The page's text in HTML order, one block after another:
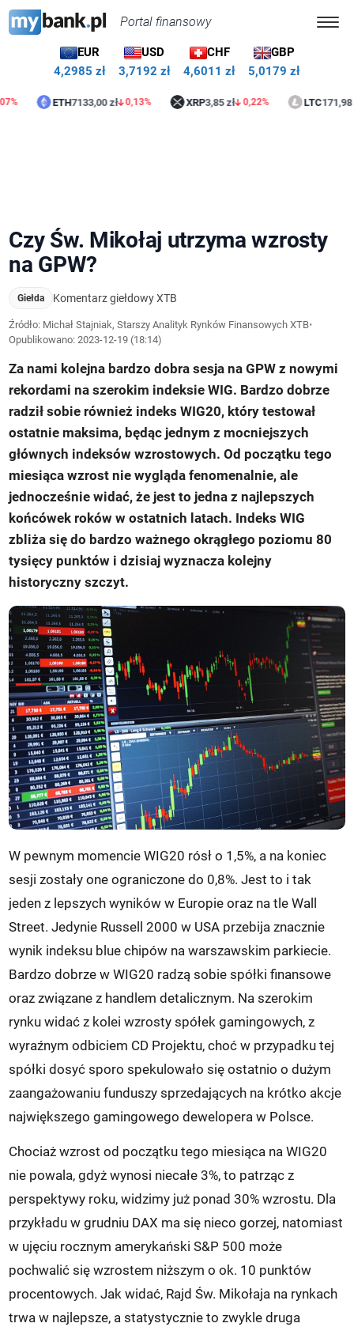
Portal finansowy
EUR
4,2985 zł
USD
3,7192 zł
CHF
4,6011 zł
GBP
5,0179 zł
ETH 7133,00 zł 0,13% XRP 3,85 zł 0,22% LTC 171,98 zł
Czy Św. Mikołaj utrzyma wzrosty
na GPW?
Giełda Komentarz giełdowy XTB
Źródło: Michał Stajniak, Starszy Analityk Rynków Finansowych XTB•
Opublikowano:2023-12-19 (18:14)
Za nami kolejna bardzo dobra sesja na GPW z nowymi
rekordami na szerokim indeksie WIG. Bardzo dobrze
radził sobie również indeks WIG20, który testował
ostatnie maksima, będąc jednym z mocniejszych
głównych indeksów wzrostowych. Od początku tego
miesiąca wzrost nie wygląda fenomenalnie, ale
jednocześnie widać, że jest to jedna z najlepszych
końcówek roków w ostatnich latach. Indeks WIG
zbliża się do bardzo ważnego okrągłego poziomu 80
tysięcy punktów i dzisiaj wyznacza kolejny
historyczny szczyt.
W pewnym momencie WIG20 rósł o 1,5%, a na koniec
sesji zostały one ograniczone do 0,8%. Jest to i tak
jeden z lepszych wyników w Europie oraz na tle Wall
Street. Jedynie Russell 2000 w USA przebija znacznie
wynik indeksu blue chipów na warszawskim parkiecie.
Bardzo dobrze w WIG20 radzą sobie spółki finansowe
oraz związane z handlem detalicznym. Na szerokim
rynku widać z kolei wzrosty spółek gamingowych, z
wyraźnym odbiciem CD Projektu, choć w przypadku tej
spółki dosyć sporo spekulowało się ostatnio o dużym
zaangażowaniu funduszy sprzedających na krótko akcje
największego gamingowego dewelopera w Polsce.
Chociaż wzrost od początku tego miesiąca na WIG20
nie powala, gdyż wynosi niecałe 3%, to patrząc z
perspektywy roku, widzimy już ponad 30% wzrostu. Dla
przykładu w grudniu DAX ma się nieco gorzej, natomiast
w ujęciu rocznym amerykański S&P 500 może
pochwalić się wzrostem niższym o ok. 10 punktów
procentowych. Jak widać, Rajd Św. Mikołaja na rynkach
trwa w najlepsze, a statystycznie to zwykle druga